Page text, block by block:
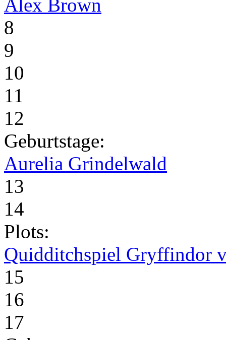
Alex Brown
8
9
10
11
12
Geburtstage:
Aurelia Grindelwald
13
14
Plots:
Quidditchspiel Gryffindor
15
16
17